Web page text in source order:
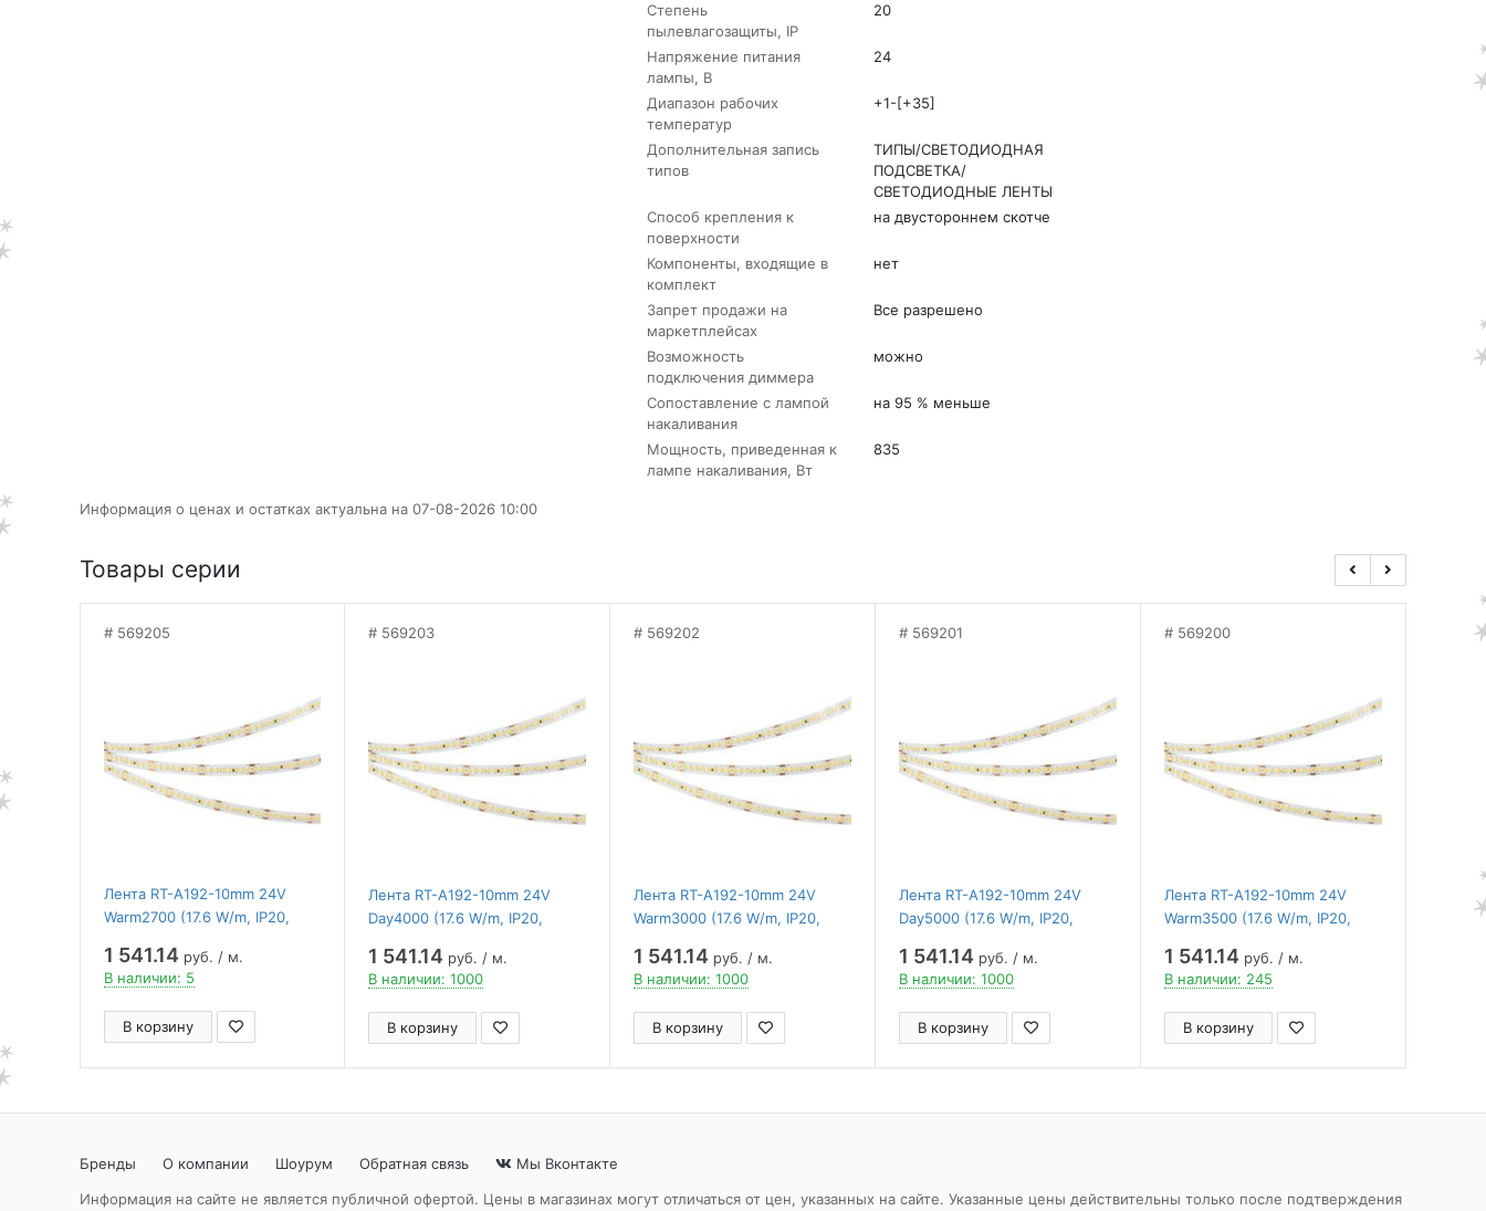
Степень
пылевлагозащиты, IP
20
Напряжение питания
лампы, В
24
Диапазон рабочих
температур
+1-[+35]
Дополнительная запись
типов
ТИПЫ/СВЕТОДИОДНАЯ
ПОДСВЕТКА/
СВЕТОДИОДНЫЕ ЛЕНТЫ
Способ крепления к
поверхности
на двустороннем скотче
Компоненты, входящие в
комплект
нет
Запрет продажи на
маркетплейсах
Все разрешено
Возможность
подключения диммера
можно
Сопоставление с лампой
накаливания
на 95 % меньше
Мощность, приведенная к
лампе накаливания, Вт
835
Информация о ценах и остатках актуальна на 07-08-2026 10:00
Товары серии
569205
Лента RT-A192-10mm 24V
Warm2700 (17.6 W/m, IP20,
высок.эфф.150 лм/Вт)
1 541.14 руб. / м.
В наличии: 5
В корзину
569203
Лента RT-A192-10mm 24V
Day4000 (17.6 W/m, IP20,
высок.эфф.150 лм/Вт)
1 541.14 руб. / м.
В наличии: 1000
В корзину
569202
Лента RT-A192-10mm 24V
Warm3000 (17.6 W/m, IP20,
высок.эфф.150 лм/Вт)
1 541.14 руб. / м.
В наличии: 1000
В корзину
569201
Лента RT-A192-10mm 24V
Day5000 (17.6 W/m, IP20,
высок.эфф.150 лм/Вт)
1 541.14 руб. / м.
В наличии: 1000
В корзину
569200
Лента RT-A192-10mm 24V
Warm3500 (17.6 W/m, IP20,
высок.эфф.150 лм/Вт)
1 541.14 руб. / м.
В наличии: 245
В корзину
Бренды О компании Шоурум Обратная связь
Мы Вконтакте
Информация на сайте не является публичной офертой. Цены в магазинах могут отличаться от цен, указанных на сайте. Указанные цены действительны только после подтверждения